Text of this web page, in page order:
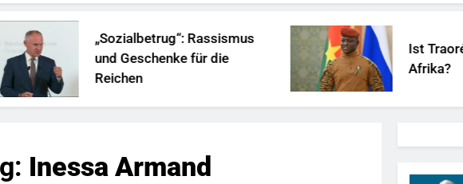
„Sozialbetrug“: Rassismus
und Geschenke für die
Reichen
Ist Traoré die Lösung für
Afrika?
Inessa Armand